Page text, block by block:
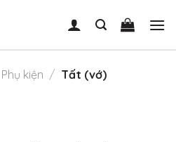
Phụ kiện / Tất (vớ)